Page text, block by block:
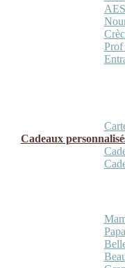
Prof
Cadeaux
Papa